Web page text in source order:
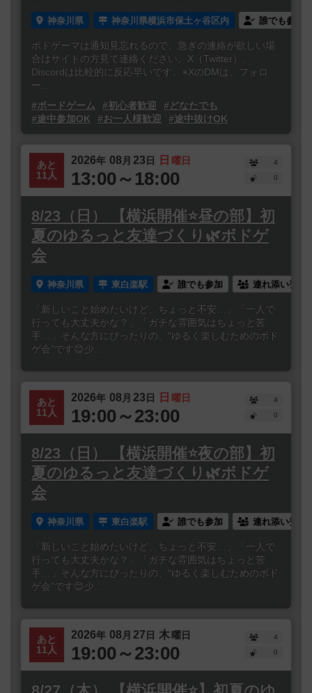
神奈川県 神奈川県横浜市保土ヶ谷区内 誰でも参加
ボドゲーマは通知見忘れるので、急ぎの連絡が欲しい場
合はサイトの方見て連絡ください。X（Twitter）、
Discordは比較的に反応早いです。※XのDMは、フォロ
ー...
#ボードゲーム
#初心者歓迎
#どなたでも
#途中参加OK
#お一人様歓迎 #途中抜けOK
あと
11人
2026年 08 月 23日 日 曜日
13:00～18:00
4
0
8/23（日） 【横浜開催⭐️昼の部】初
夏のゆるっと友達づくり🌿ボドゲ
会
神奈川県 東白楽駅 誰でも参加 連れ添い登録
「新しいこと始めたいけど、ちょっと不安…」「一人で
行っても大丈夫かな？」「ガチな雰囲気はちょっと苦
手…」そんな方にぴったりの、“ゆるく楽しむためのボド
ゲ会”です😊少...
あと
11人
2026年 08 月 23日 日 曜日
19:00～23:00
4
0
8/23（日） 【横浜開催⭐️夜の部】初
夏のゆるっと友達づくり🌿ボドゲ
会
神奈川県 東白楽駅 誰でも参加 連れ添い登録
「新しいこと始めたいけど、ちょっと不安…」「一人で
行っても大丈夫かな？」「ガチな雰囲気はちょっと苦
手…」そんな方にぴったりの、“ゆるく楽しむためのボド
ゲ会”です😊少...
あと
11人
2026年 08 月 27日 木曜日
19:00～23:00
4
0